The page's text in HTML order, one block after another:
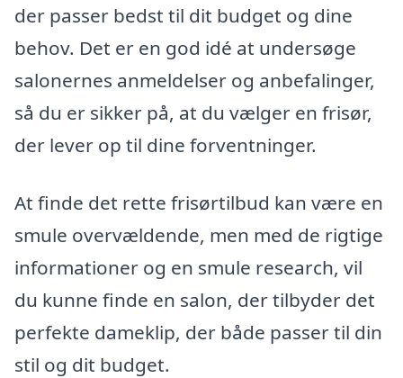
der passer bedst til dit budget og dine
behov. Det er en god idé at undersøge
salonernes anmeldelser og anbefalinger,
så du er sikker på, at du vælger en frisør,
der lever op til dine forventninger.
At finde det rette frisørtilbud kan være en
smule overvældende, men med de rigtige
informationer og en smule research, vil
du kunne finde en salon, der tilbyder det
perfekte dameklip, der både passer til din
stil og dit budget.